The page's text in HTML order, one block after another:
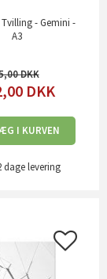
- Gemini -
A3
DKK
I KURVEN
dagelevering